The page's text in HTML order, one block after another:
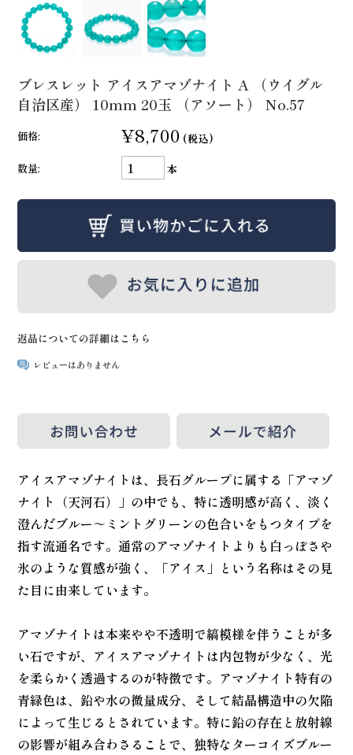
ブレスレット アイスアマゾナイト A （ウイグル
自治区産） 10mm 20玉 （アソート） No.57
価格: ¥8,700 (税込)
数量:
本
返品についての詳細はこちら
レビューはありません
アイスアマゾナイトは、長石グループに属する「アマゾ
ナイト（天河石）」の中でも、特に透明感が高く、淡く
澄んだブルー～ミントグリーンの色合いをもつタイプを
指す流通名です。通常のアマゾナイトよりも白っぽさや
氷のような質感が強く、「アイス」という名称はその見
た目に由来しています。
アマゾナイトは本来やや不透明で縞模様を伴うことが多
い石ですが、アイスアマゾナイトは内包物が少なく、光
を柔らかく透過するのが特徴です。アマゾナイト特有の
青緑色は、鉛や水の微量成分、そして結晶構造中の欠陥
によって生じるとされています。特に鉛の存在と放射線
の影響が組み合わさることで、独特なターコイズブルー